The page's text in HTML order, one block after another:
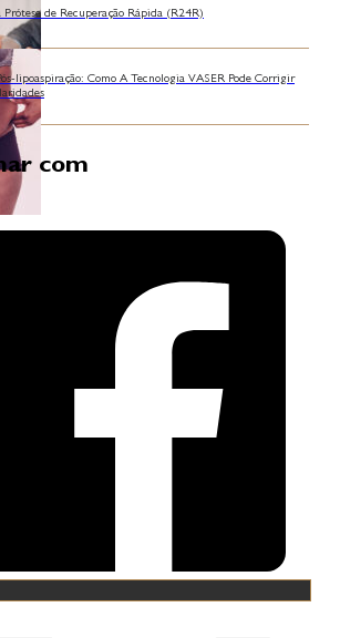
Prótese de Recuperação Rápida (R24R)
lipoaspiração: Como A Tecnologia VASER Pode Corrigir
com